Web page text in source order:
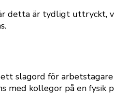
detta är tydligt
slagord för
kollegor på en fysik